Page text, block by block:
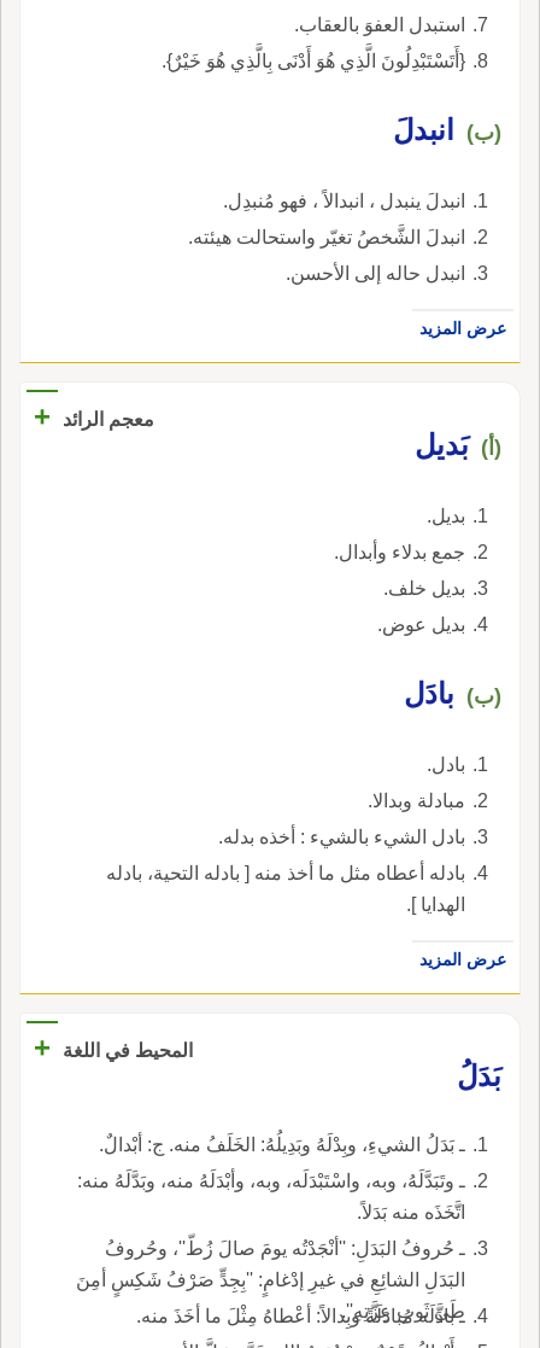
استبدل العفوَ بالعقاب.
{أَتَسْتَبْدِلُونَ الَّذِي هُوَ أَدْنَى بِالَّذِي هُوَ خَيْرٌ}.
(ب) انبدلَ
انبدلَ ينبدل ، انبدالاً ، فهو مُنبدِل.
انبدلَ الشَّخصُ تغيّر واستحالت هيئته.
انبدل حاله إلى الأحسن.
عرض المزيد
معجم الرائد +
(أ) بَديل
بديل.
جمع بدلاء وأبدال.
بديل خلف.
بديل عوض.
(ب) بادَل
بادل.
مبادلة وبدالا.
بادل الشيء بالشيء : أخذه بدله.
بادله أعطاه مثل ما أخذ منه [ بادله التحية، بادله
الهدايا ].
عرض المزيد
المحيط في اللغة
+
بَدَلُ
ـ بَدَلُ الشيءِ، وبِدْلَهُ وبَدِيلُهُ: الخَلَفُ منه. ج: أبْدالٌ.
ـ وتَبَدَّلَهُ، وبه، واسْتَبْدَلَه، وبه، وأبْدَلَهُ منه، وبَدَّلَهُ منه:
اتَّخَذَه منه بَدَلاً.
ـ حُروفُ البَدَلِ: ''أنْجَدْتُه يومَ صالَ زُطّ''، وحُروفُ
البَدَلِ الشائِعِ في غيرِ إدْغامٍ: ''بِجِدٍّ صَرْفُ شَكِسٍ أمِنَ
طَيَّ ثَوبِ عِزَّتِهِ''.
ـ بادَلَه مُبادَلَةً وبِدالاً: أعْطاهُ مِثْلَ ما أخَذَ منه.